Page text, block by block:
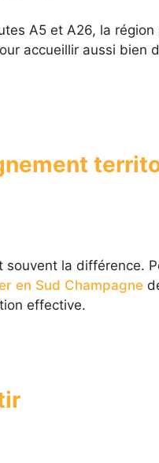
A5 et A26, la région
accueillir aussi bien
souvent la différence.
en Sud Champagne
effective.